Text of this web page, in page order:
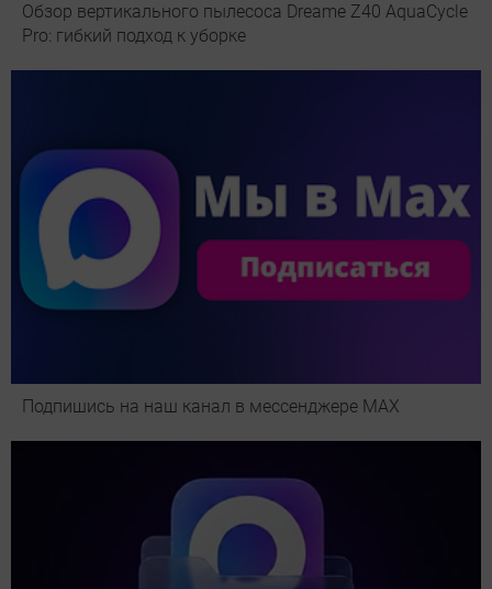
Обзор вертикального пылесоса Dreame Z40 AquaCycle
Pro: гибкий подход к уборке
Подпишись на наш канал в мессенджере МАХ